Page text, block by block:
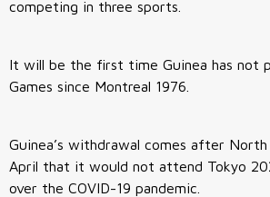
competing in three sports.
It will be the first time Guinea has not
Games since Montreal 1976.
Guinea’s withdrawal comes after North
April that it would not attend Tokyo
over the COVID-19 pandemic.